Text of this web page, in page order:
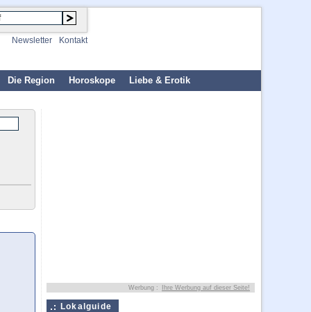
Newsletter Kontakt
Die Region Horoskope Liebe & Erotik
Werbung : Ihre Werbung auf dieser Seite!
Lokalguide